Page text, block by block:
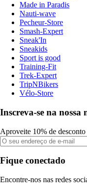
Made in Paradis
Nauti-wave
Pecheur-Store
Smash-Expert
Sneak'In
Sneakids
Sport is good
Training-Fit
Trek-Expert
TripNBikers
Vélo-Store
Inscreva-se na nossa
Aproveite 10% de
Fique conectado
Encontre-nos nas redes